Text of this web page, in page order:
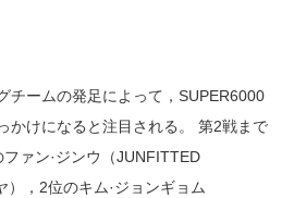
チームの発足によって，SUPER6000
かけになると注目される。 第2戦まで
ァン·ジンウ（JUNFITTED
），2位のキム·ジョンギョム